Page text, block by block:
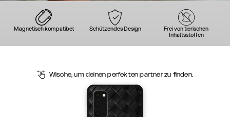
Magnetisch kompatibel Schützendes Design Frei von tierischen
Inhaltsstoffen
Wische, um deinen perfekten partner zu finden.